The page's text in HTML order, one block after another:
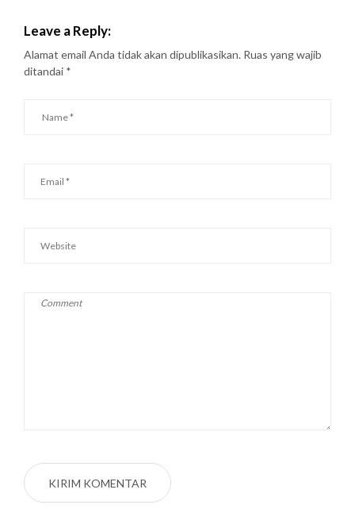
Leave a Reply:
Alamat email Anda tidak akan dipublikasikan. Ruas yang wajib
ditandai *